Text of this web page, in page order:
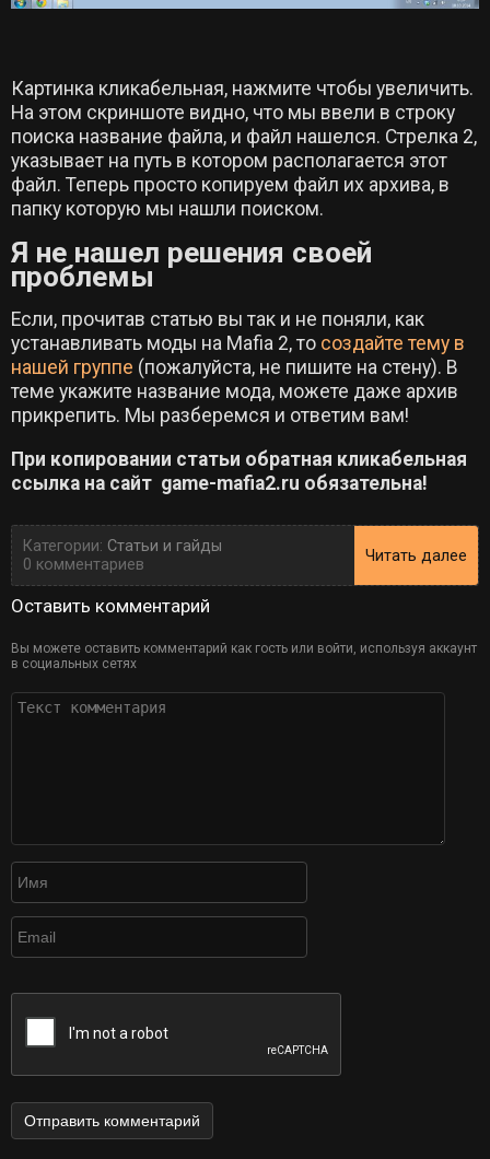
Картинка кликабельная, нажмите чтобы увеличить.
На этом скриншоте видно, что мы ввели в строку
поиска название файла, и файл нашелся. Стрелка 2,
указывает на путь в котором располагается этот
файл. Теперь просто копируем файл их архива, в
папку которую мы нашли поиском.
Я не нашел решения своей
проблемы
Если, прочитав статью вы так и не поняли, как
устанавливать моды на Mafia 2, то создайте тему в
нашей группе (пожалуйста, не пишите на стену). В
теме укажите название мода, можете даже архив
прикрепить. Мы разберемся и ответим вам!
При копировании статьи обратная кликабельная
ссылка на сайт game-mafia2.ru обязательна!
Категории: Статьи и гайды
0 комментариев
Читать далее
Оставить комментарий
Вы можете оставить комментарий как гость или войти, используя аккаунт
в социальных сетях